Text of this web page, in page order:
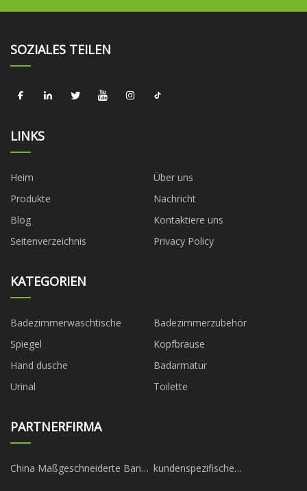
SOZIALES TEILEN
LINKS
Heim
Über uns
Produkte
Nachricht
Blog
Kontaktiere uns
Seitenverzeichnis
Privacy Policy
KATEGORIEN
Badezimmerwaschtische
Badezimmerzubehör
Spiegel
Kopfbrause
Hand dusche
Badarmatur
Urinal
Toilette
PARTNERFIRMA
China Maßgeschneiderte Bang
kundenspezifische